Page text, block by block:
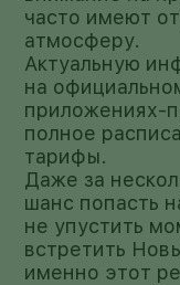
часто имеют
атмосферу.
Актуальную
на
приложениях-
полное
тарифы.
Даже за
шанс попасть
не упустить
встретить
именно этот